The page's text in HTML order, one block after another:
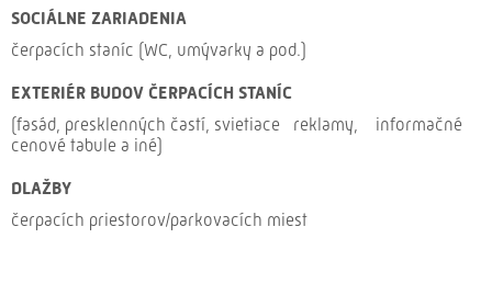
SOCIÁLNE ZARIADENIA
čerpacích staníc (WC, umývarky a pod.)
EXTERIÉR BUDOV ČERPACÍCH STANÍC
(fasád, presklenných častí, svietiace reklamy, informačné
cenové tabule a iné)
DLAŽBY
čerpacích priestorov/parkovacích miest